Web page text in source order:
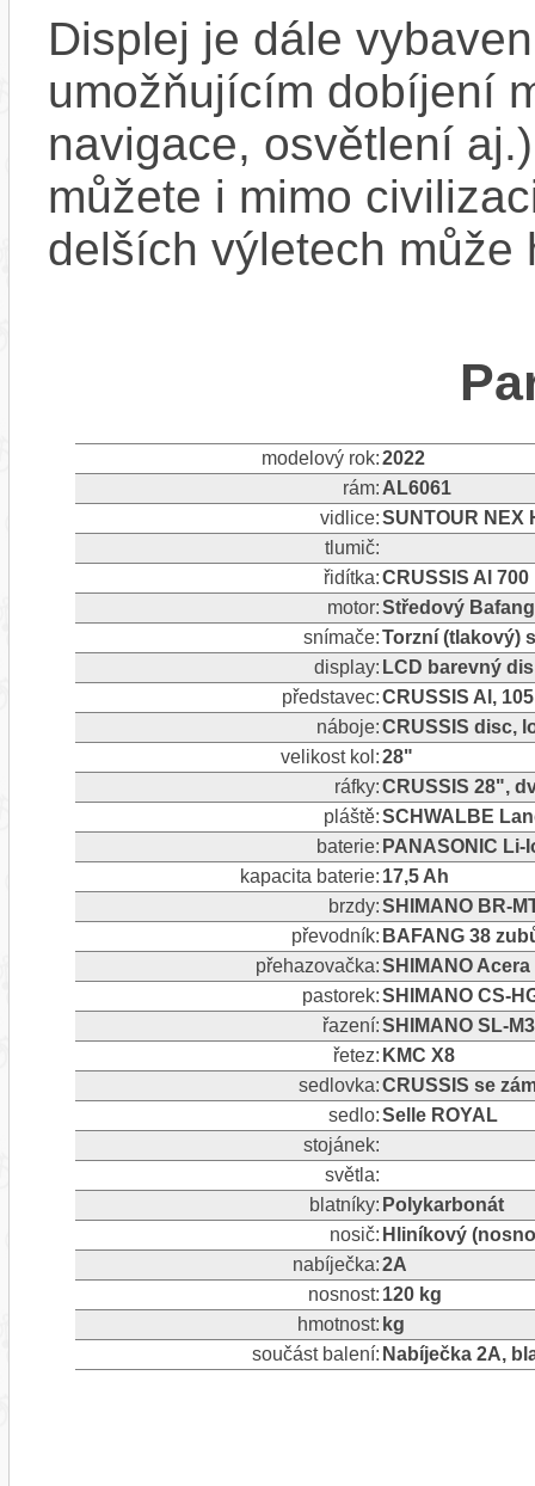
Displej je dále
umožňujícím dobíjení
navigace, osvětlení
můžete i mimo
delších výletech může
modelový rok:2022
rám: AL6061
vidlice:SUNTOUR NEX
tlumič:
řidítka:CRUSSIS Al 700
motor:Středový
snímače:Torzní (tlakový)
display: LCD barevný
představec:CRUSSIS Al,
náboje:CRUSSIS disc,
velikost kol:28"
ráfky:CRUSSIS 28",
pláště:SCHWALBE
baterie: PANASONIC Li-
kapacita baterie: 17,5 Ah
brzdy:SHIMANO BR-
převodník: BAFANG 38
přehazovačka:SHIMANO
pastorek:SHIMANO CS-
řazení:SHIMANO SL-
řetez: KMC X8
sedlovka:CRUSSIS se
sedlo:Selle ROYAL
stojánek:
světla:
blatníky: Polykarbonát
nosič: Hliníkový
nabíječka:2A
nosnost: 120 kg
hmotnost: kg
součást balení: Nabíječka 2A,